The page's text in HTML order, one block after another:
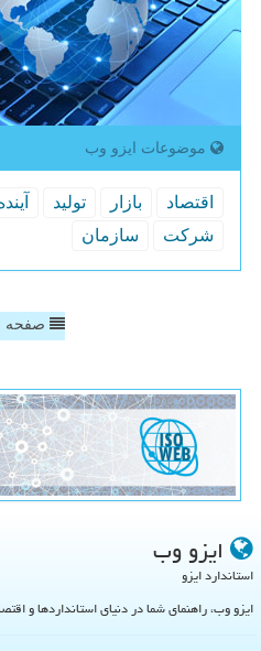
موضوعات ایزو وب
اقتصاد بازار تولید
شركت
سازمان
صفحه
ایزو وب
استاندارد ایزو
ایزو وب، راهنمای شما در دنیای استانداردها و